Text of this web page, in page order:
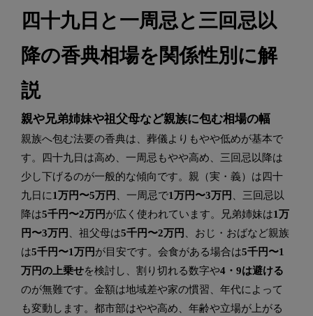
四十九日と一周忌と三回忌以
降の香典相場を関係性別に解
説
親や兄弟姉妹や祖父母など親族に包む相場の幅
親族へ包む法要の香典は、葬儀よりもやや低めが基本で
す。四十九日は高め、一周忌もやや高め、三回忌以降は
少し下げるのが一般的な傾向です。親（実・義）は四十
九日に1万円〜5万円 、一周忌で1万円〜3万円
、三回忌以
降は5千円〜2万円 が広く使われています。兄弟姉妹は1万
円〜3万円
、祖父母は5千円〜2万円
、おじ・おばなど親族
は5千円〜1万円 が目安です。会食がある場合は5千円〜1
万円の上乗せを検討し、割り切れる数字や4・9は避ける
のが無難です。金額は地域差や家の慣習、年代によって
も変動します。都市部はやや高め、年齢や立場が上がる